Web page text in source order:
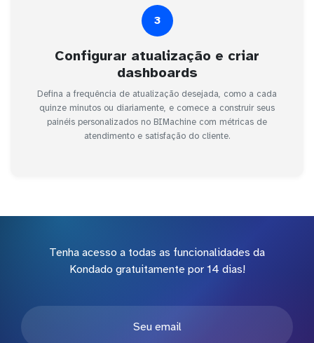
3
Configurar atualização e criar
dashboards
Defina a frequência de atualização desejada, como a cada
quinze minutos ou diariamente, e comece a construir seus
painéis personalizados no BIMachine com métricas de
atendimento e satisfação do cliente.
Tenha acesso a todas as funcionalidades da
Kondado gratuitamente por 14 dias!